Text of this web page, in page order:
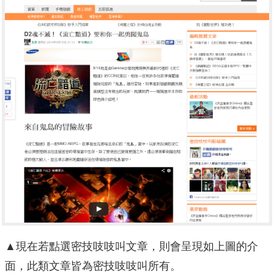
▲現在若點選密技吱吱叫文章，則會呈現如上圖的介
面，此類文章皆為密技吱吱叫所有。